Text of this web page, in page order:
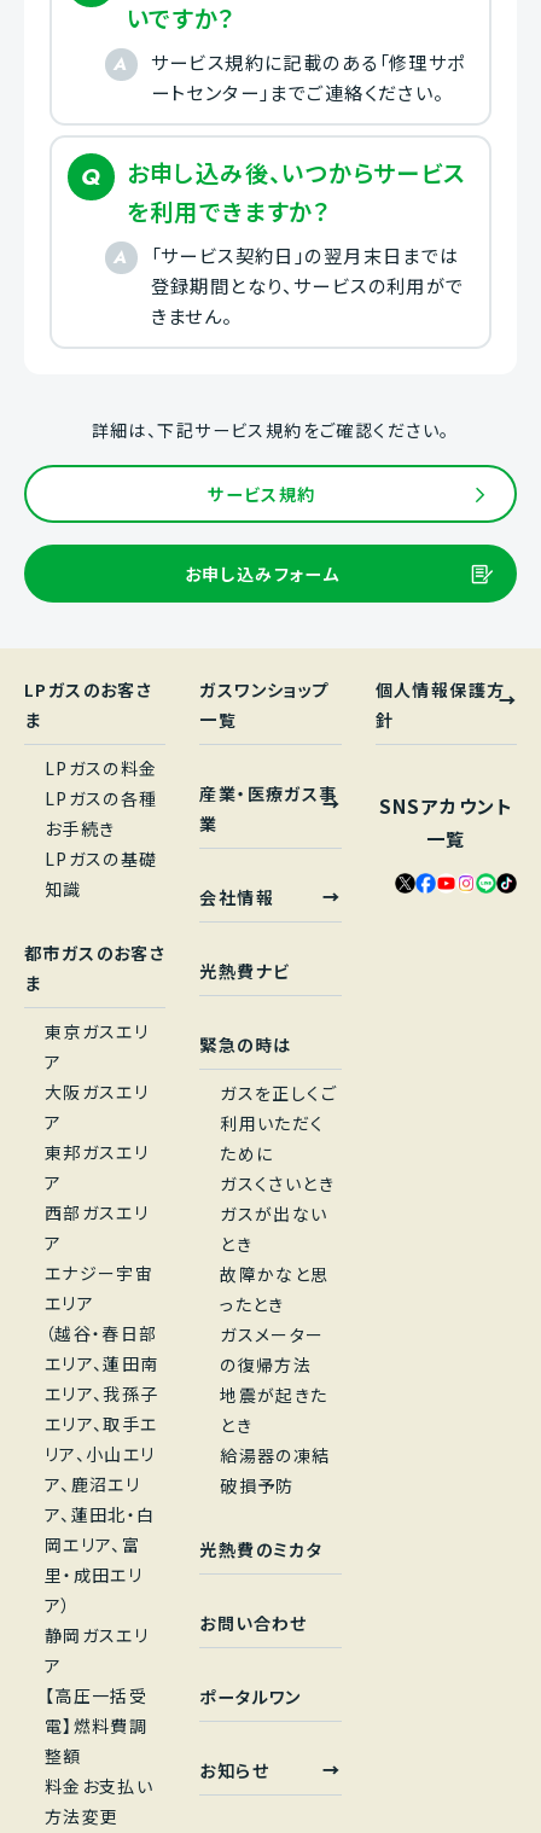
いですか？
サービス規約に記載のある「修理サポ
ートセンター」までご連絡ください。
お申し込み後、いつからサービス
を利用できますか？
「サービス契約日」の翌月末日までは
登録期間となり、サービスの利用がで
きません。
詳細は、下記サービス規約をご確認ください。
サービス規約
お申し込みフォーム
LPガスのお客さ
ま
LPガスの料金
LPガスの各種
お手続き
LPガスの基礎
知識
都市ガスのお客さ
ま
東京ガスエリ
ア
大阪ガスエリ
ア
東邦ガスエリ
ア
西部ガスエリ
ア
エナジー宇宙
エリア
（越谷・春日部
エリア、蓮田南
エリア、我孫子
エリア、取手エ
リア、小山エリ
ア、鹿沼エリ
ア、蓮田北・白
岡エリア、富
里・成田エリ
ア）
静岡ガスエリ
ア
【高圧一括受
電】燃料費調
整額
料金お支払い
方法変更
ガスワンショップ
一覧
産業・医療ガス事
業
会社情報
光熱費ナビ
緊急の時は
ガスを正しくご
利用いただく
ために
ガスくさいとき
ガスが出ない
とき
故障かなと思
ったとき
ガスメーター
の復帰方法
地震が起きた
とき
給湯器の凍結
破損予防
光熱費のミカタ
お問い合わせ
ポータルワン
お知らせ
個人情報保護方
針
SNSアカウント
一覧